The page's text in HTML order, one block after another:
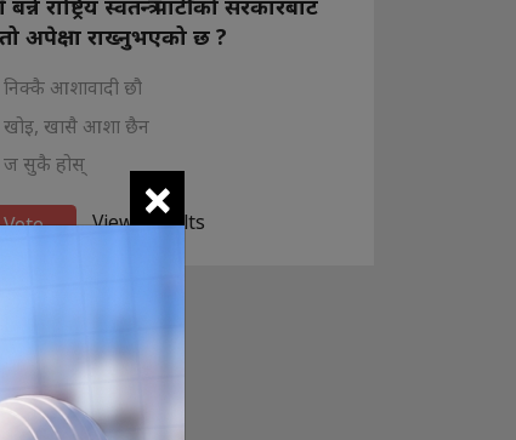
राष्ट्रिय स्वतन्त्र पार्टीको सरकारबाट
अपेक्षा राख्नुभएको छ ?
निक्कै आशावादी छौ
खोइ, खासै आशा छैन
ज सुकै होस्
View Results
×